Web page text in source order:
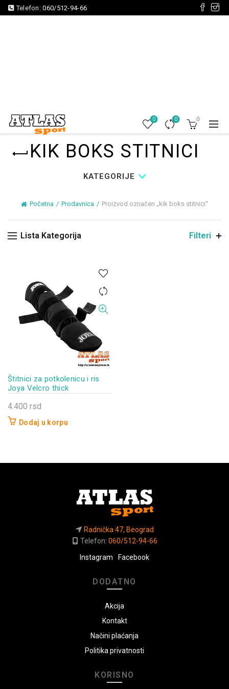
Telefon:060/512-94-66
0 0 0
KIK BOKS STITNICI
KATEGORIJE
Početna Prodavnica Proizvod označen „kik boks stitnici“
Lista Kategorija Filteri
Štitnici za potkolenicu i ris
Joya Velcro thick
4.400 rsd
Dodaj u korpu
Radnička 47, Beograd
Telefon: 060/512-94-66
Instagram
Facebook
DODATNO
Akcija
Kontakt
Načini plaćanja
Politika privatnosti
KORISNO